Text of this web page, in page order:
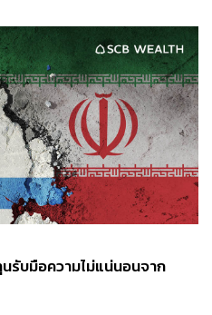
รับมือความไม่แน่นอนจาก